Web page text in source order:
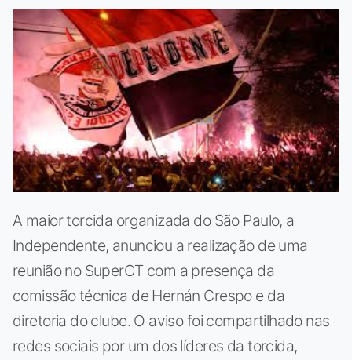
A maior torcida organizada do São Paulo, a
Independente, anunciou a realização de uma
reunião no SuperCT com a presença da
comissão técnica de Hernán Crespo e da
diretoria do clube. O aviso foi compartilhado nas
redes sociais por um dos líderes da torcida,